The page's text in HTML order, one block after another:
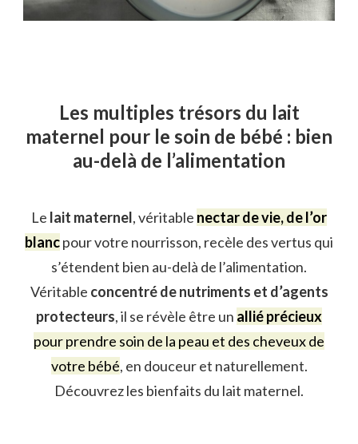
Les multiples trésors du lait
maternel pour le soin de bébé : bien
au-delà de l’alimentation
Le lait maternel, véritable nectar de vie, de l’or
blancpour votre nourrisson, recèle des vertus qui
s’étendent bien au-delà de l’alimentation.
Véritable concentré de nutriments et d’agents
protecteurs, il se révèle être un allié précieux
pour prendre soin de la peau et des cheveux de
votre bébé, en douceur et naturellement.
Découvrez les bienfaits du lait maternel.